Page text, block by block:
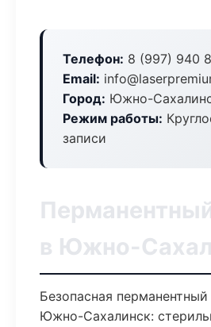
Телефон: 8 (997) 940
Email:
Город: Южно-
Режим работы:
записи
в Южно-
Безопасная
Южно-Сахалинск: